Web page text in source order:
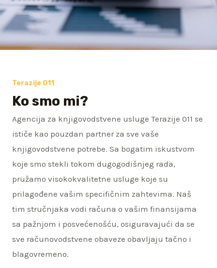
Terazije 011
Ko smo mi?
Agencija za knjigovodstvene usluge Terazije 011 se
ističe kao pouzdan partner za sve vaše
knjigovodstvene potrebe. Sa bogatim iskustvom
koje smo stekli tokom dugogodišnjeg rada,
pružamo visokokvalitetne usluge koje su
prilagođene vašim specifičnim zahtevima. Naš
tim stručnjaka vodi računa o vašim finansijama
sa pažnjom i posvećenošću, osiguravajući da se
sve računovodstvene obaveze obavljaju tačno i
blagovremeno.